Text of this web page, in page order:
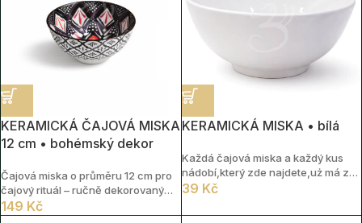
KERAMICKÁ ČAJOVÁ MISKA
12 cm • bohémský dekor
Čajová miska o průměru 12 cm pro
čajový rituál – ručně dekorovaný
vzor
149 Kč
KERAMICKÁ MISKA • bílá
Každá čajová miska a každý kus
nádobí,který zde najdete,uż má za
sebou svůj příběh. Nesou v sobě
čajových setkání.
39 Kč